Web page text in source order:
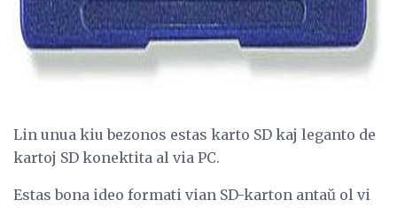
Lin unua kiu bezonos estas karto SD kaj leganto de
kartoj SD konektita al via PC.
Estas bona ideo formati vian SD-karton antaŭ ol vi